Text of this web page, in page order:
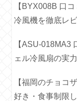
【BYX008B 口
冷風機を徹底レ
【ASU-018MA3
ェル冷風扇の実
【福岡のチョコ
好き・食事制限